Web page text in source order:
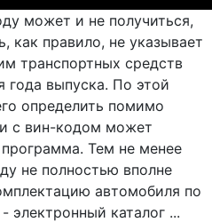
может и не получиться,
как правило, не указывает
транспортных средств
года выпуска. По этой
определить помимо
с вин-кодом может
Тем не менее
не полностью вполне
автомобиля по
электронный каталог ...